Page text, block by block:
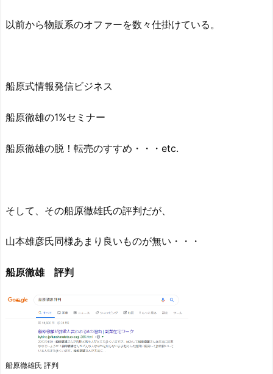
以前から物販系のオファーを数々仕掛けている。
船原式情報発信ビジネス
船原徹雄の1%セミナー
船原徹雄の脱！転売のすすめ・・・etc.
そして、その船原徹雄氏の評判だが、
山本雄彦氏同様あまり良いものが無い・・・
船原徹雄 評判
船原徹雄氏 評判